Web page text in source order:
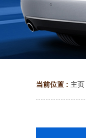
当前位置 : 主页